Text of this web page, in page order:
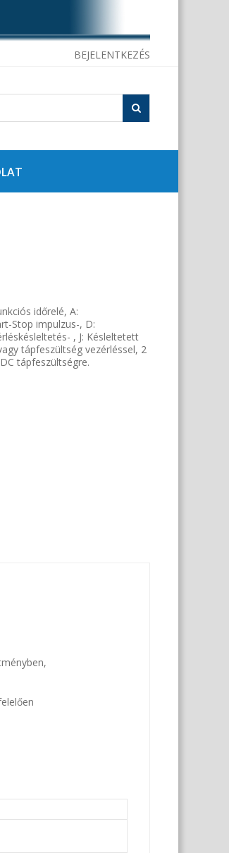
BEJELENTKEZÉS
időrelé, A:
Stop impulzus-, D:
, J: Késleltetett
tápfeszültség vezérléssel, 2
tápfeszültségre.